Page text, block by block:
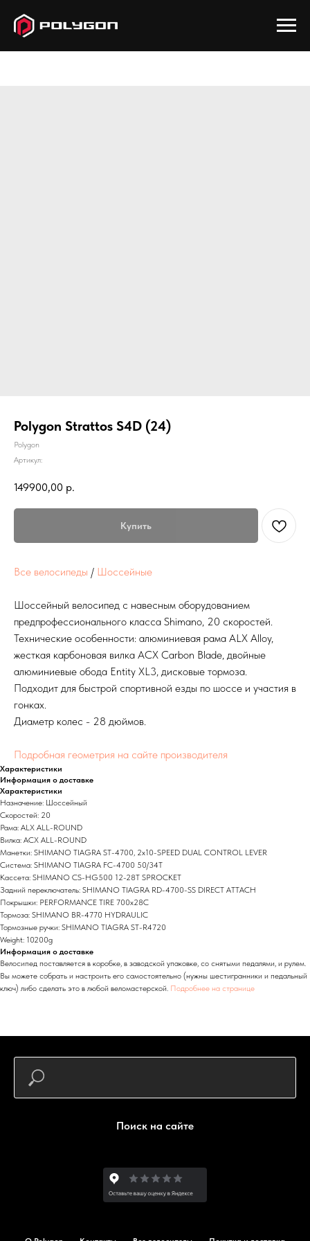
Polygon Strattos S4D (24)
Polygon
Артикул:
149900,00 р.
Купить
Все велосипеды / Шоссейные
Шоссейный велосипед с навесным оборудованием
предпрофессионального класса Shimano, 20 скоростей.
Технические особенности: алюминиевая рама ALX Alloy,
жесткая карбоновая вилка ACX Carbon Blade, двойные
алюминиевые обода Entity XL3, дисковые тормоза.
Подходит для быстрой спортивной езды по шоссе и участия в
гонках.
Диаметр колес - 28 дюймов.
Подробная геометрия на сайте производителя
Характеристики
Информация о доставке
Характеристики
Назначение: Шоссейный
Скоростей: 20
Рама: ALX ALL-ROUND
Вилка: ACX ALL-ROUND
Манетки: SHIMANO TIAGRA ST-4700, 2x10-SPEED DUAL CONTROL LEVER
Система: SHIMANO TIAGRA FC-4700 50/34T
Кассета: SHIMANO CS-HG500 12-28T SPROCKET
Задний переключатель: SHIMANO TIAGRA RD-4700-SS DIRECT ATTACH
Покрышки: PERFORMANCE TIRE 700x28C
Тормоза: SHIMANO BR-4770 HYDRAULIC
Тормозные ручки: SHIMANO TIAGRA ST-R4720
Weight: 10200g
Информация о доставке
Велосипед поставляется в коробке, в заводской упаковке, со снятыми педалями, и рулем.
Вы можете собрать и настроить его самостоятельно (нужны шестигранники и педальный
ключ) либо сделать это в любой веломастерской. Подробнее на странице
Поиск на сайте